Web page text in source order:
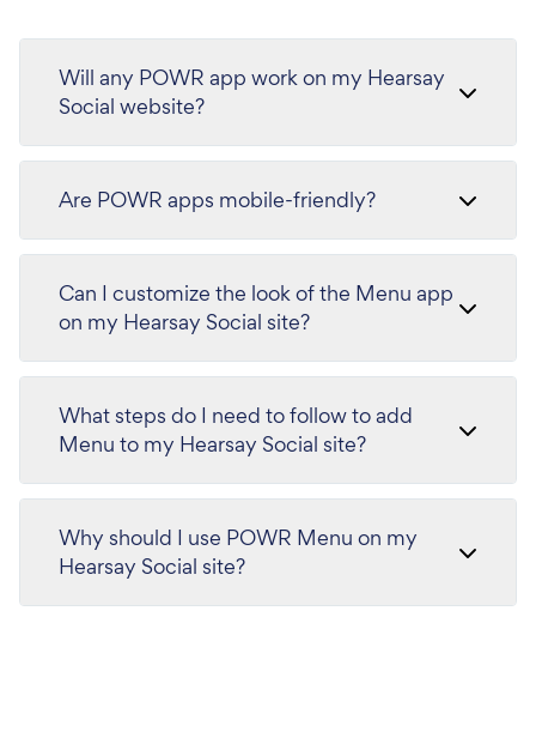
Will any POWR app work on my Hearsay
Social website?
Are POWR apps mobile-friendly?
Can I customize the look of the Menu app
on my Hearsay Social site?
What steps do I need to follow to add
Menu to my Hearsay Social site?
Why should I use POWR Menu on my
Hearsay Social site?